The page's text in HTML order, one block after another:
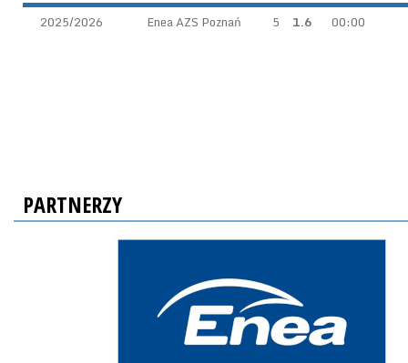
2025/2026 Enea AZS Poznań 5 1.6 00:00
PARTNERZY